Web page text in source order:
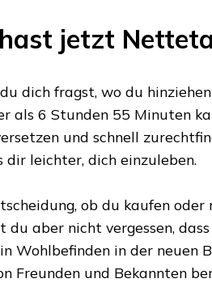
jetzt
dich fragst, wo du
als 6 Stunden 55 Minuten
und schnell
dir leichter, dich einzuleben.
ob du kaufen
du aber nicht vergessen,
Wohlbefinden in der neuen
Freunden und Bekannten